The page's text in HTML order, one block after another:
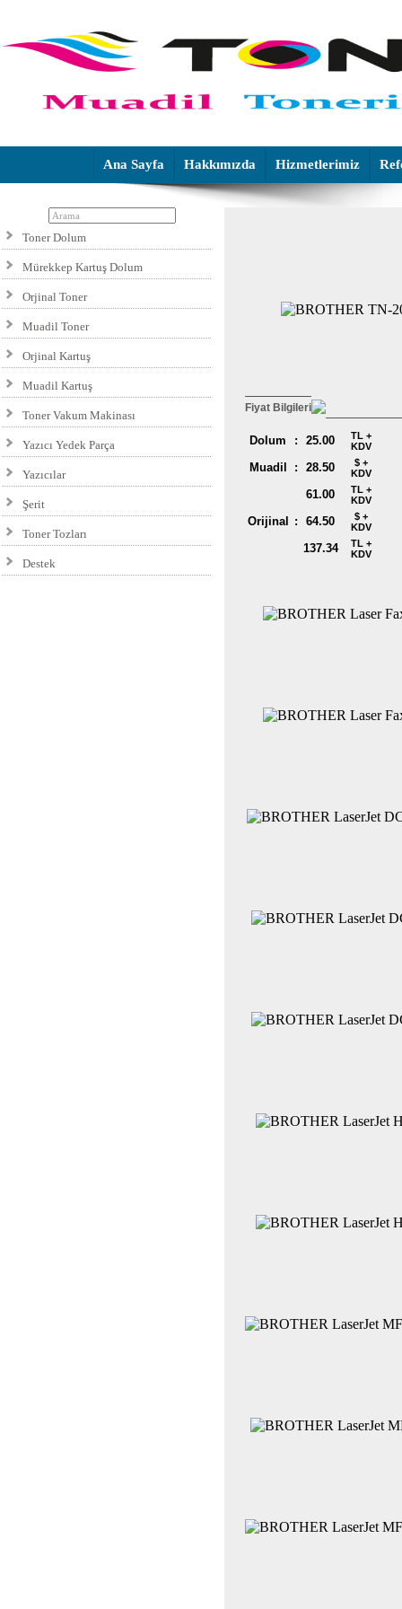
Ana Sayfa Hakkımızda Hizmetlerimiz
Toner Dolum
Mürekkep Kartuş Dolum
Orjinal Toner
Muadil Toner
Orjinal Kartuş
Muadil Kartuş
Toner Vakum Makinası
Yazıcı Yedek Parça
Yazıcılar
Şerit
Toner Tozları
Destek
Fiyat Bilgileri
Dolum : 25.00
TL +
KDV
Muadil : 28.50
$ +
KDV
61.00
TL +
KDV
Orijinal : 64.50
$ +
KDV
137.34
TL +
KDV